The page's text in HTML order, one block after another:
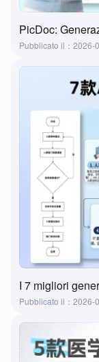
Pubblicato il：2026-
Pubblicato il：2026-